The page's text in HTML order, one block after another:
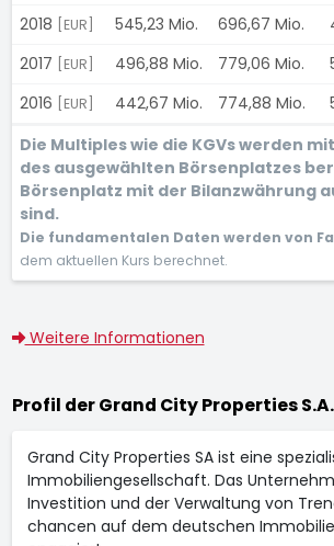
2018
[EUR] 545,23 Mio. 696,67 Mio.
2017
[EUR] 496,88 Mio. 779,06 Mio.
2016
[EUR] 442,67 Mio. 774,88 Mio.
Die Multiples wie die KGVs werden
des ausgewählten Börsenplatzes
Börsenplatz mit der Bilanzwährung
sind.
Die fundamentalen Daten werden von
dem aktuellen Kurs berechnet.
Weitere Informationen
Profil der Grand City Properties
Grand City Properties SA ist eine
Immobiliengesellschaft. Das
Investition und der Verwaltung von
chancen auf dem deutschen